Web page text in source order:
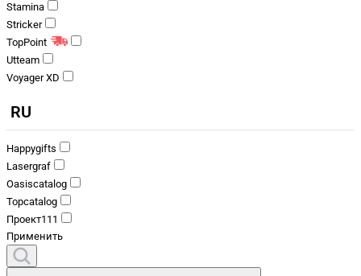
Stamina
Stricker
TopPoint
Utteam
Voyager XD
RU
Happygifts
Lasergraf
Oasiscatalog
Topcatalog
Проект111
Применить